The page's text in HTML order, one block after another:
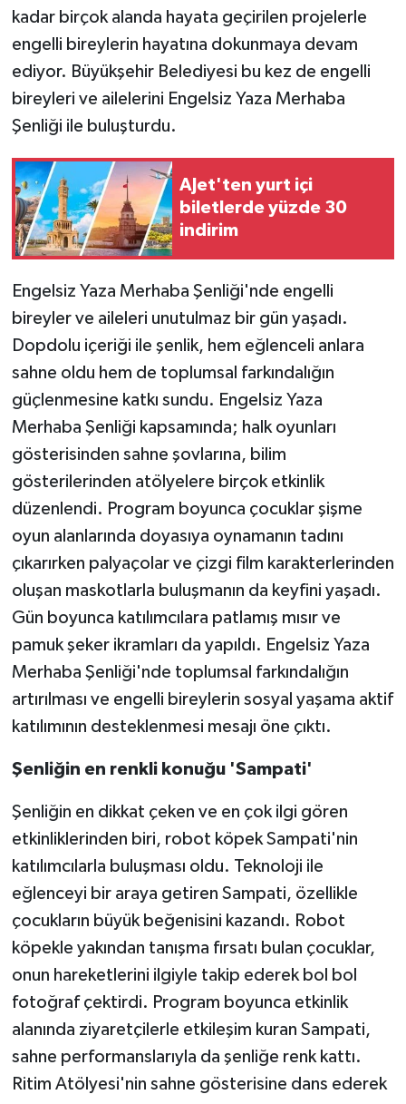
kadar birçok alanda hayata geçirilen projelerle
engelli bireylerin hayatına dokunmaya devam
ediyor. Büyükşehir Belediyesi bu kez de engelli
bireyleri ve ailelerini Engelsiz Yaza Merhaba
Şenliği ile buluşturdu.
AJet'ten yurt içi
biletlerde yüzde 30
indirim
Engelsiz Yaza Merhaba Şenliği'nde engelli
bireyler ve aileleri unutulmaz bir gün yaşadı.
Dopdolu içeriği ile şenlik, hem eğlenceli anlara
sahne oldu hem de toplumsal farkındalığın
güçlenmesine katkı sundu. Engelsiz Yaza
Merhaba Şenliği kapsamında; halk oyunları
gösterisinden sahne şovlarına, bilim
gösterilerinden atölyelere birçok etkinlik
düzenlendi. Program boyunca çocuklar şişme
oyun alanlarında doyasıya oynamanın tadını
çıkarırken palyaçolar ve çizgi film karakterlerinden
oluşan maskotlarla buluşmanın da keyfini yaşadı.
Gün boyunca katılımcılara patlamış mısır ve
pamuk şeker ikramları da yapıldı. Engelsiz Yaza
Merhaba Şenliği'nde toplumsal farkındalığın
artırılması ve engelli bireylerin sosyal yaşama aktif
katılımının desteklenmesi mesajı öne çıktı.
Şenliğin en renkli konuğu 'Sampati'
Şenliğin en dikkat çeken ve en çok ilgi gören
etkinliklerinden biri, robot köpek Sampati'nin
katılımcılarla buluşması oldu. Teknoloji ile
eğlenceyi bir araya getiren Sampati, özellikle
çocukların büyük beğenisini kazandı. Robot
köpekle yakından tanışma fırsatı bulan çocuklar,
onun hareketlerini ilgiyle takip ederek bol bol
fotoğraf çektirdi. Program boyunca etkinlik
alanında ziyaretçilerle etkileşim kuran Sampati,
sahne performanslarıyla da şenliğe renk kattı.
Ritim Atölyesi'nin sahne gösterisine dans ederek